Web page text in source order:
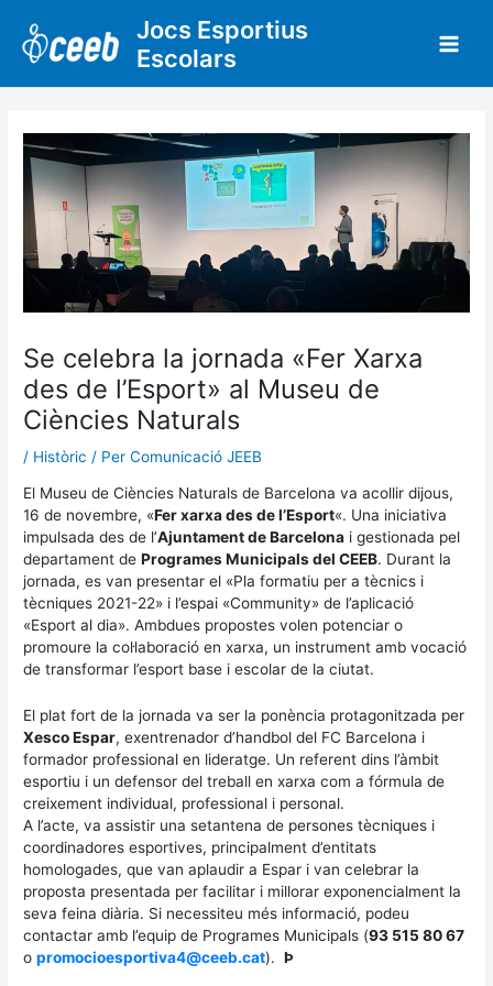
contingut
Jocs Esportius
Escolars
Se celebra la jornada «Fer Xarxa
des de l’Esport» al Museu de
Ciències Naturals
/ Històric / Per Comunicació JEEB
El Museu de Ciències Naturals de Barcelona va acollir dijous,
16 de novembre, «Fer xarxa des de l’Esport«. Una iniciativa
impulsada des de l’Ajuntament de Barcelona i gestionada pel
departament deProgrames Municipals del CEEB. Durant la
jornada, es van presentar el «Pla formatiu per a tècnics i
tècniques 2021-22» i l’espai «Community» de l’aplicació
«Esport al dia». Ambdues propostes volen potenciar o
promoure la col·laboració en xarxa, un instrument amb vocació
de transformar l’esport base i escolar de la ciutat.
El plat fort de la jornada va ser la ponència protagonitzada per
Xesco Espar, exentrenador d’handbol del FC Barcelona i
formador professional en lideratge. Un referent dins l’àmbit
esportiu i un defensor del treball en xarxa com a fórmula de
creixement individual, professional i personal.
A l’acte, va assistir una setantena de persones tècniques i
coordinadores esportives, principalment d’entitats
homologades, que van aplaudir a Espar i van celebrar la
proposta presentada per facilitar i millorar exponencialment la
seva feina diària. Si necessiteu més informació, podeu
contactar amb l’equip de Programes Municipals (93 515 80 67
opromocioesportiva4@ceeb.cat).Þ